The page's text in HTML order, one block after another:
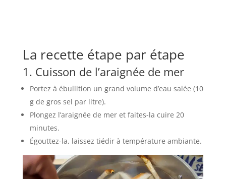
La recette étape par étape
1. Cuisson de l’araignée de mer
Portez à ébullition un grand volume d’eau salée (10
g de gros sel par litre).
Plongez l’araignée de mer et faites-la cuire 20
minutes.
Égouttez-la, laissez tiédir à température ambiante.